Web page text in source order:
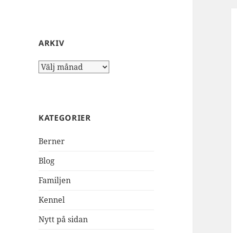
ARKIV
Arkiv
KATEGORIER
Berner
Blog
Familjen
Kennel
Nytt på sidan